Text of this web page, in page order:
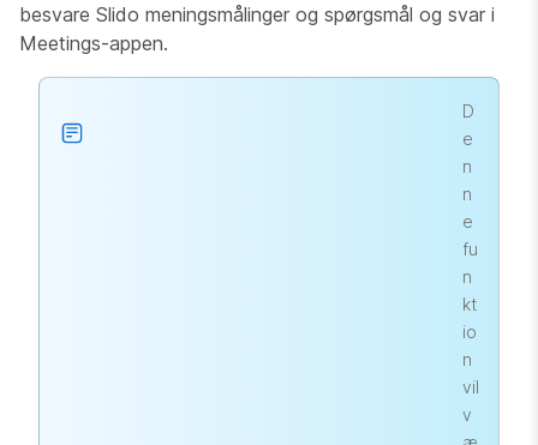
besvare Slido meningsmålinger og spørgsmål og svar i
Meetings-appen.
D
e
n
n
e
fu
n
kt
io
n
vil
v